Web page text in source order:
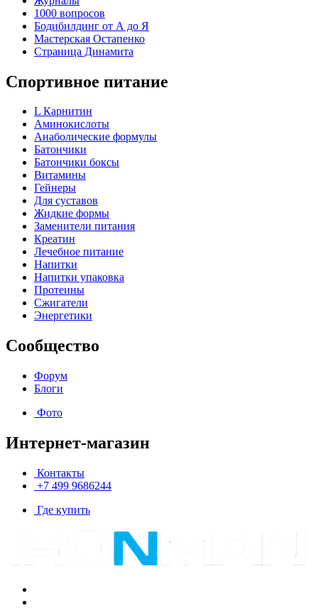
1000 вопросов
Бодибилдинг от А до Я
Мастерская Остапенко
Страница Динамита
Спортивное питание
L Карнитин
Аминокислоты
Анаболические формулы
Батончики
Батончики боксы
Витамины
Гейнеры
Для суставов
Жидкие формы
Заменители питания
Креатин
Лечебное питание
Напитки
Напитки упаковка
Протеины
Сжигатели
Энергетики
Сообщество
Форум
Блоги
Фото
Интернет-магазин
Контакты
+7 499 9686244
Где купить